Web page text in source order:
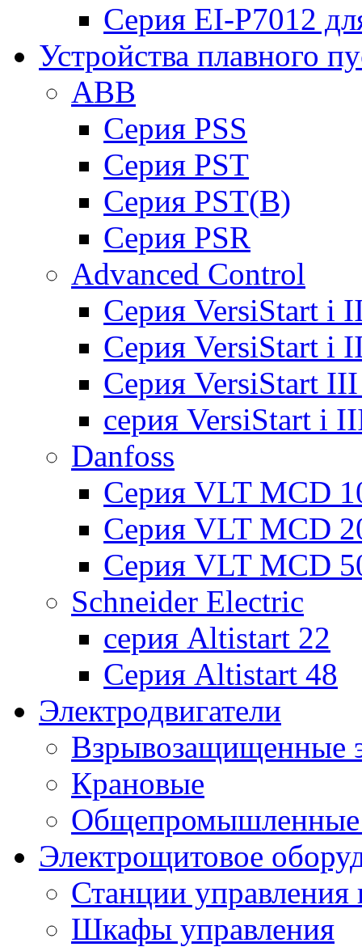
Серия EI-P7012
Устройства плавного
ABB
Cерия PSS
Cерия PST
Cерия PST(B)
Серия PSR
Advanced Control
Cерия VersiStart i
Cерия VersiStart i
Cерия VersiStart
серия VersiStart i
Danfoss
Серия VLT MCD
Серия VLT MCD
Серия VLT MCD
Schneider Electric
серия Altistart 22
Серия Altistart 48
Электродвигатели
Взрывозащищенные
Крановые
Общепромышленные
Электрощитовое
Станции управления
Шкафы управления